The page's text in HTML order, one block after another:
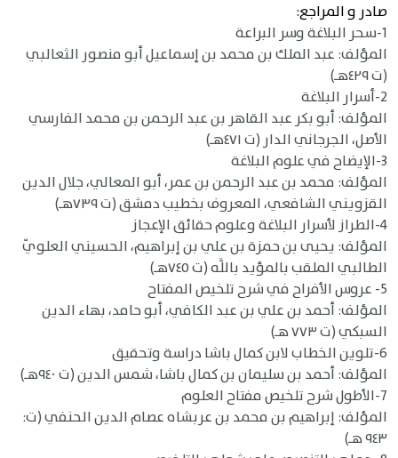
صادر و المراجع:
1-سحر البلاغة وسر البراعة
المؤلف: عبد الملك بن محمد بن إسماعيل أبو منصور الثعالبي
(ت ٤٢٩هـ)
2-أسرار البلاغة
المؤلف: أبو بكر عبد القاهر بن عبد الرحمن بن محمد الفارسي
الأصل، الجرجاني الدار (ت ٤٧١هـ)
3-الإيضاح في علوم البلاغة
المؤلف: محمد بن عبد الرحمن بن عمر، أبو المعالي، جلال الدين
القزويني الشافعي، المعروف بخطيب دمشق (ت ٧٣٩هـ)
4-الطراز لأسرار البلاغة وعلوم حقائق الإعجاز
المؤلف: يحيى بن حمزة بن علي بن إبراهيم، الحسيني العلويّ
الطالبي الملقب بالمؤيد باللَّه (ت ٧٤٥هـ)
5- عروس الأفراح في شرح تلخيص المفتاح
المؤلف: أحمد بن علي بن عبد الكافي، أبو حامد، بهاء الدين
السبكي (ت ٧٧٣ هـ)
6-تلوين الخطاب لابن كمال باشا دراسة وتحقيق
المؤلف: أحمد بن سليمان بن كمال باشا، شمس الدين (ت ٩٤٠هـ)
7-الأطول شرح تلخيص مفتاح العلوم
المؤلف: إبراهيم بن محمد بن عربشاه عصام الدين الحنفي (ت:
٩٤٣ هـ)